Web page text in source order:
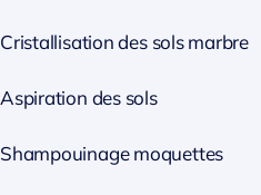
Cristallisation des sols marbre
Aspiration des sols
Shampouinage moquettes